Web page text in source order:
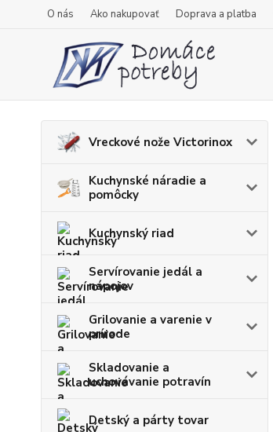
O nás Ako nakupovať Doprava a platba
Vreckové nože Victorinox
Kuchynské náradie a
pomôcky
Kuchynský riad
Servírovanie jedál a
nápojov
Grilovanie a varenie v
prírode
Skladovanie a
uchovávanie potravín
Detský a párty tovar